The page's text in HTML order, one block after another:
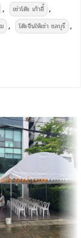
, เช่าโต๊ะ เก้าอี้ ,
, โต๊ะจีนให้เช่า ชลบุรี ,